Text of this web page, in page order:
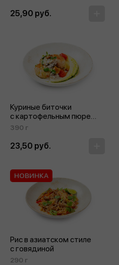
25,90 руб.
Куриные биточки
с картофельным пюре
и грибным соусом
390 г
23,50 руб.
Рис в азиатском стиле
с говядиной
НОВИНКА
290 г